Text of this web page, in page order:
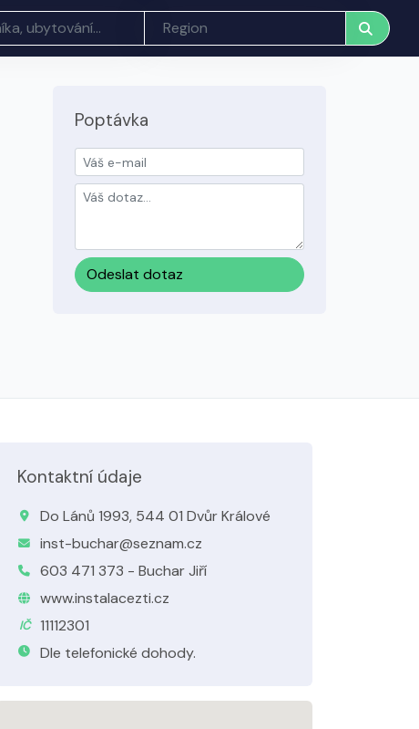
Poptávka
Odeslat dotaz
Kontaktní údaje
Do Lánů 1993, 544 01 Dvůr Králové
inst-buchar@seznam.cz
603 471 373 - Buchar Jiří
www.instalacezti.cz
IČ
11112301
Dle telefonické dohody.